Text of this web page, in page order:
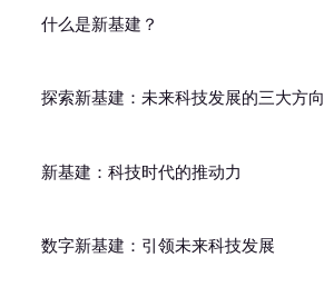
什么是新基建？
探索新基建：未来科技发展的三大方向
新基建：科技时代的推动力
数字新基建：引领未来科技发展